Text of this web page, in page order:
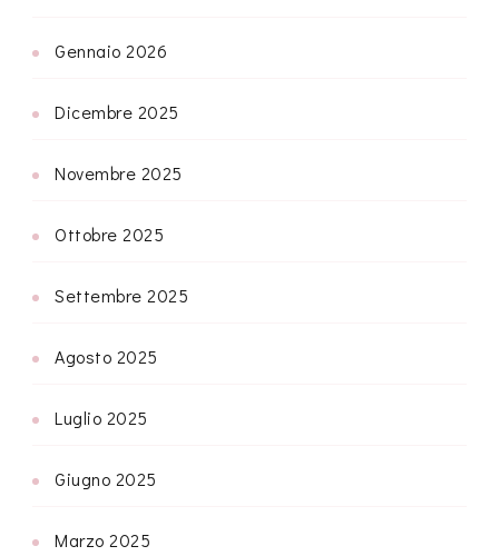
Gennaio 2026
Dicembre 2025
Novembre 2025
Ottobre 2025
Settembre 2025
Agosto 2025
Luglio 2025
Giugno 2025
Marzo 2025